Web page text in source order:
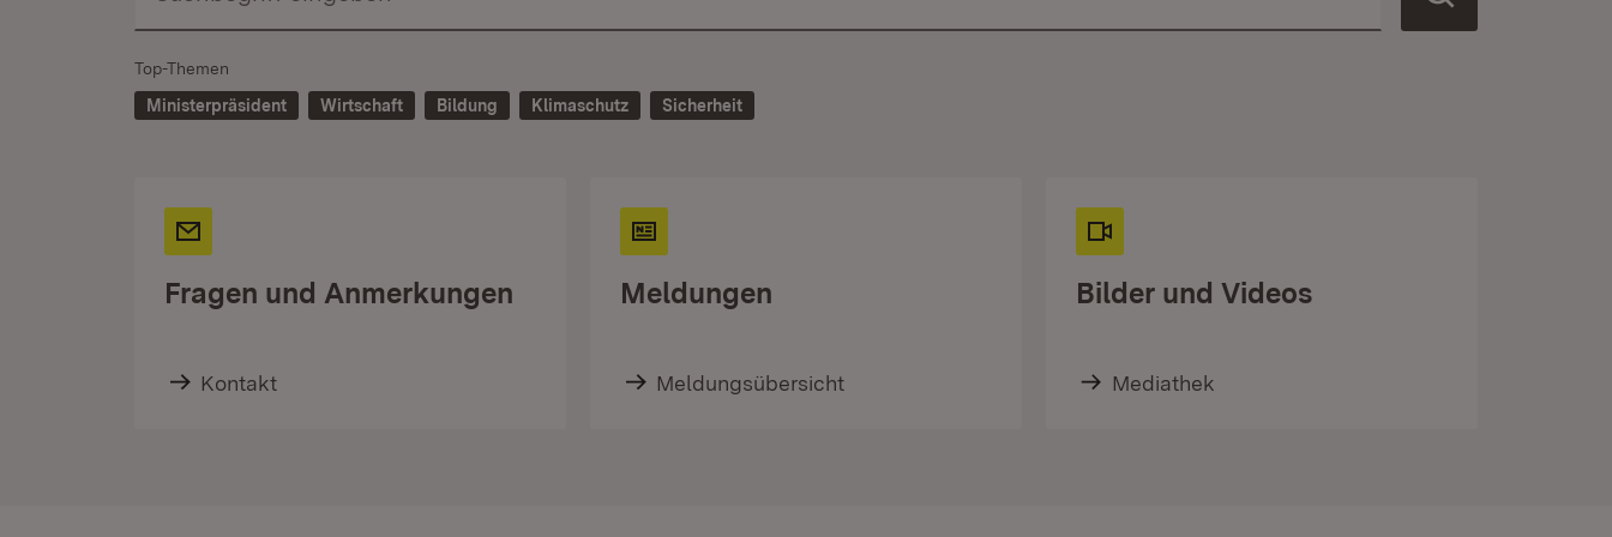
Top-Themen
Ministerpräsident
Wirtschaft Bildung Klimaschutz Sicherheit
Fragen und Anmerkungen
Kontakt
Meldungen
Meldungsübersicht
Bilder und Videos
Mediathek